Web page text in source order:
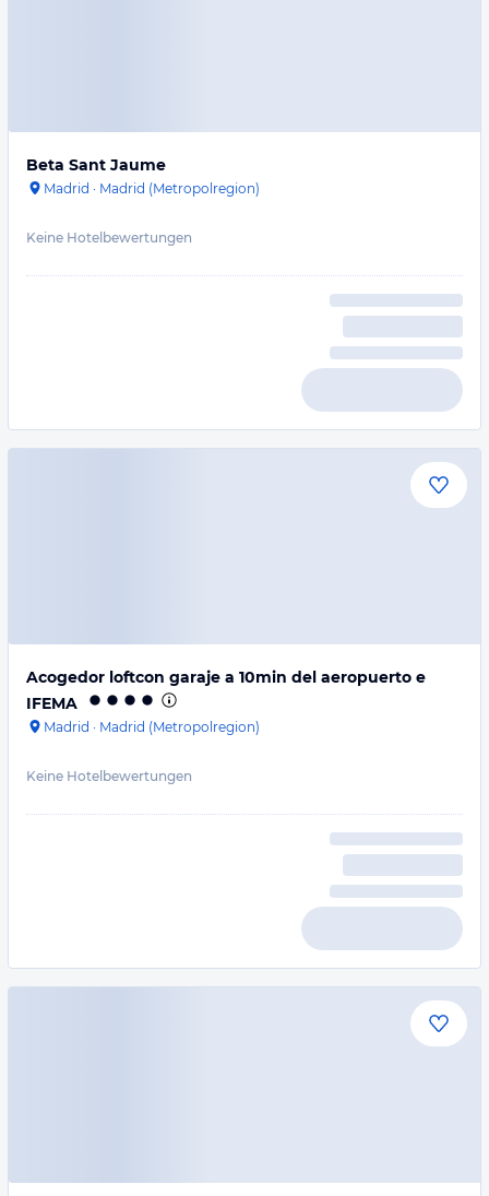
Beta Sant Jaume
Madrid · Madrid (Metropolregion)
Keine Hotelbewertungen
Acogedor loftcon garaje a 10min del aeropuerto e
IFEMA
Madrid · Madrid (Metropolregion)
Keine Hotelbewertungen